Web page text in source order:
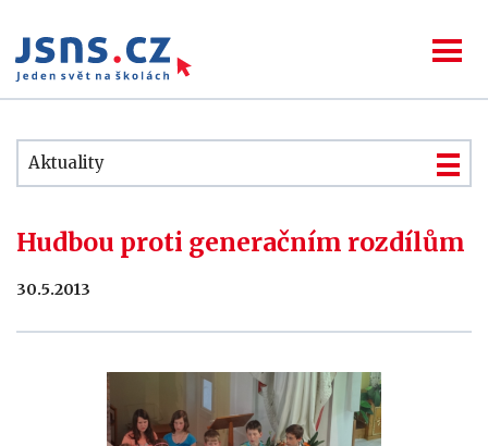
Aktuality
Hudbou proti generačním rozdílům
30.5.2013